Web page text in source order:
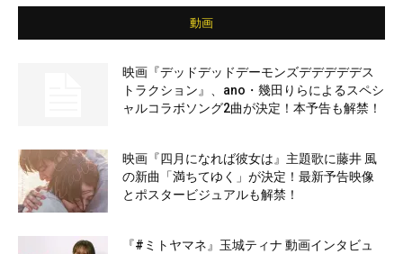
動画
映画『デッドデッドデーモンズデデデデデス
トラクション』、ano・幾田りらによるスペシ
ャルコラボソング2曲が決定！本予告も解禁！
映画『四月になれば彼女は』主題歌に藤井 風
の新曲「満ちてゆく」が決定！最新予告映像
とポスタービジュアルも解禁！
『#ミトヤマネ』玉城ティナ 動画インタビュ